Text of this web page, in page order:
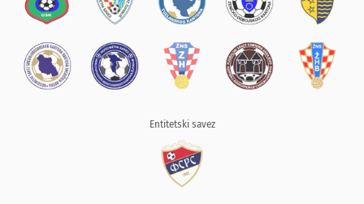
Entitetski savez